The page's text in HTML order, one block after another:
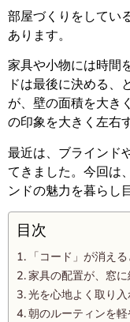
部屋づくりをしてい
あります。
家具や小物には時間
ドは最後に決める、
が、壁の面積を大き
の印象を大きく左右
最近は、ブラインド
てきました。今回は
ンドの魅力を暮らし
目次
「コード」が消え
家具の配置が、窓
光を心地よく取り入
朝のルーティンを